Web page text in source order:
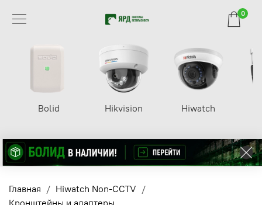
0
Bolid Hikvision Hiwatch
Главная
Hiwatch Non-CCTV